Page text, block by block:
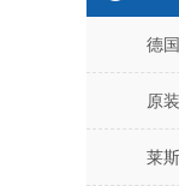
德
原
莱